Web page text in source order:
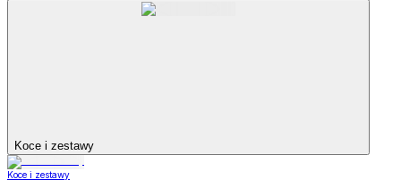
Koce i zestawy
Koce i zestawy